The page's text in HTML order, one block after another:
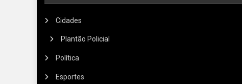
Cidades
Plantão Policial
Política
Esportes